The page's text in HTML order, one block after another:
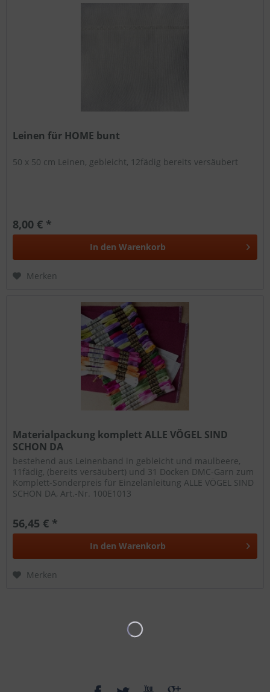
Leinen für HOME bunt
50 x 50 cm Leinen, gebleicht, 12fädig bereits versäubert
8,00 € *
In den Warenkorb
Merken
Materialpackung komplett ALLE VÖGEL SIND
SCHON DA
bestehend aus Leinenband in gebleicht und maulbeere,
11fädig, (bereits versäubert) und 31 Docken DMC-Garn zum
Komplett-Sonderpreis für Einzelanleitung ALLE VÖGEL SIND
SCHON DA, Art.-Nr. 100E1013
56,45 € *
In den Warenkorb
Merken